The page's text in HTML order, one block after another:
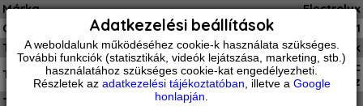
Márka
Electrolux
Cikkszám
E4RHBH01
Típus
Hűtő fagyasztó készülék
Teljes név
Electrolux E4RHBH01 Palacktartó polc
hűtőhöz
Adatkezelési beállítások
A weboldalunk működéséhez cookie-k használata szükséges.
További funkciók (statisztikák, videók lejátszása, marketing, stb.)
használatához szükséges cookie-kat engedélyezheti.
Részletek az adatkezelési tájékoztatóban, illetve a Google
honlapján.